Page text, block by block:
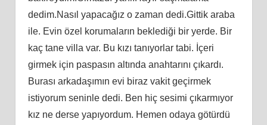
dedim.Nasıl yapacağız o zaman dedi.Gittik araba
ile. Evin özel korumaların beklediği bir yerde. Bir
kaç tane villa var. Bu kızı tanıyorlar tabi. İçeri
girmek için paspasın altında anahtarını çıkardı.
Burası arkadaşımın evi biraz vakit geçirmek
istiyorum seninle dedi. Ben hiç sesimi çıkarmıyor
kız ne derse yapıyordum. Hemen odaya götürdü